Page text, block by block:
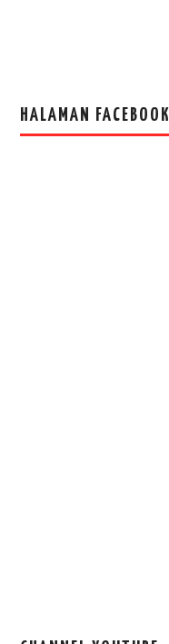
HALAMAN FACEBOOK